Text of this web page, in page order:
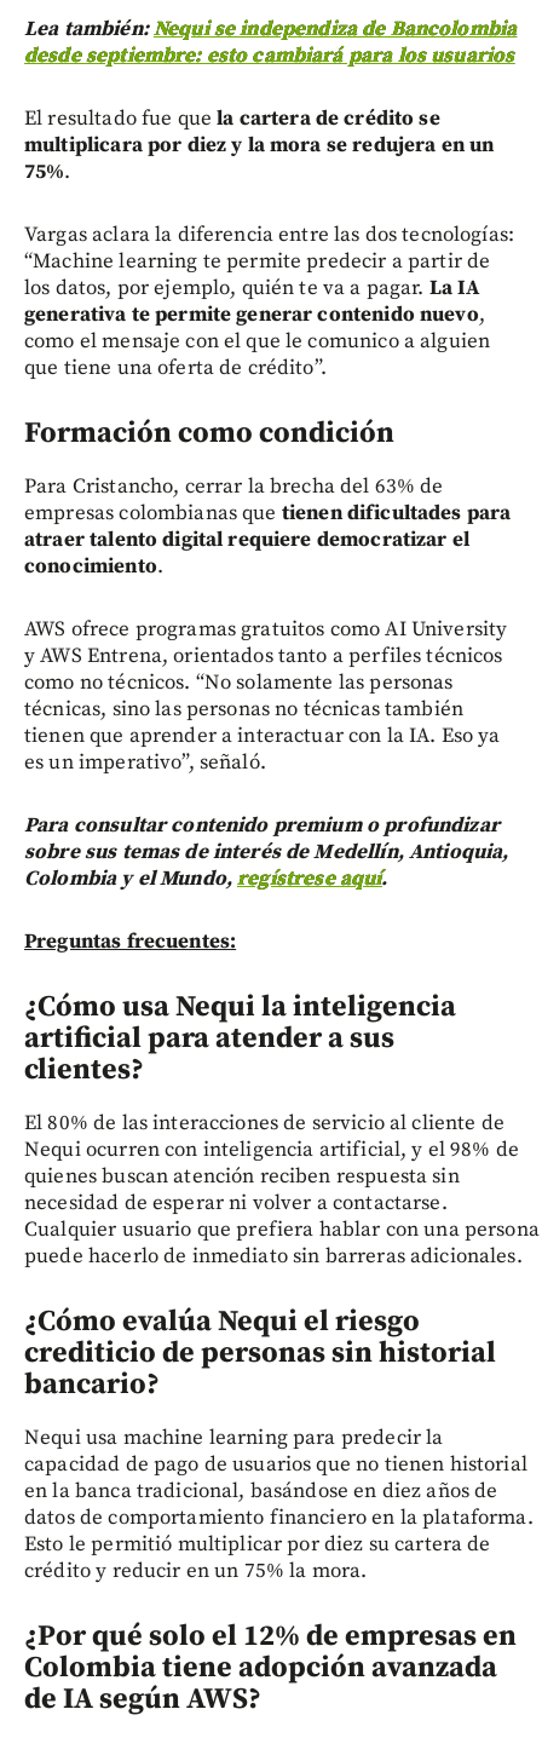
Lea también:Nequi se independiza de Bancolombia
desde septiembre: esto cambiará para los usuarios
El resultado fue quela cartera de crédito se
multiplicara por diez y la mora se redujera en un
75%.
Vargas aclara la diferencia entre las dos tecnologías:
“Machine learning te permite predecir a partir de
los datos, por ejemplo, quién te va a pagar. La IA
generativa te permite generar contenido nuevo,
como el mensaje con el que le comunico a alguien
que tiene una oferta de crédito”.
Formación como condición
Para Cristancho, cerrar la brecha del 63% de
empresas colombianas que tienen dificultades para
atraer talento digital requiere democratizar el
conocimiento.
AWS ofrece programas gratuitos como AI University
y AWS Entrena, orientados tanto a perfiles técnicos
como no técnicos. “No solamente las personas
técnicas, sino las personas no técnicas también
tienen que aprender a interactuar con la IA. Eso ya
es un imperativo”, señaló.
Para consultar contenido premium o profundizar
sobre sus temas de interés de Medellín, Antioquia,
Colombia y el Mundo,regístrese aquí.
Preguntas frecuentes:
¿Cómo usa Nequi la inteligencia
artificial para atender a sus
clientes?
El 80% de las interacciones de servicio al cliente de
Nequi ocurren con inteligencia artificial, y el 98% de
quienes buscan atención reciben respuesta sin
necesidad de esperar ni volver a contactarse.
Cualquier usuario que prefiera hablar con una persona
puede hacerlo de inmediato sin barreras adicionales.
¿Cómo evalúa Nequi el riesgo
crediticio de personas sin historial
bancario?
Nequi usa machine learning para predecir la
capacidad de pago de usuarios que no tienen historial
en la banca tradicional, basándose en diez años de
datos de comportamiento financiero en la plataforma.
Esto le permitió multiplicar por diez su cartera de
crédito y reducir en un 75% la mora.
¿Por qué solo el 12% de empresas en
Colombia tiene adopción avanzada
de IA según AWS?